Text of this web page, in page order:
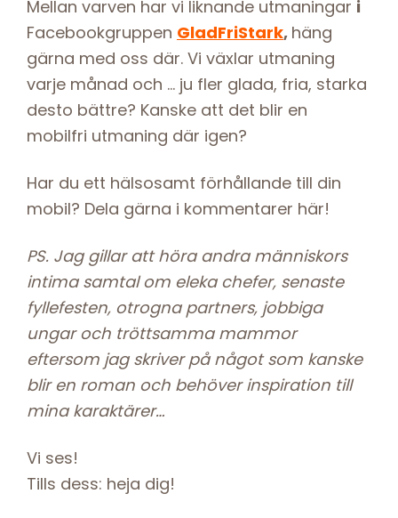
Mellan varven har vi liknande utmaningar i
Facebookgruppen GladFriStark, häng
gärna med oss där. Vi växlar utmaning
varje månad och … ju fler glada, fria, starka
desto bättre? Kanske att det blir en
mobilfri utmaning där igen?
Har du ett hälsosamt förhållande till din
mobil? Dela gärna i kommentarer här!
PS. Jag gillar att höra andra människors
intima samtal om eleka chefer, senaste
fyllefesten, otrogna partners, jobbiga
ungar och tröttsamma mammor
eftersom jag skriver på något som kanske
blir en roman och behöver inspiration till
mina karaktärer…
Vi ses!
Tills dess: heja dig!